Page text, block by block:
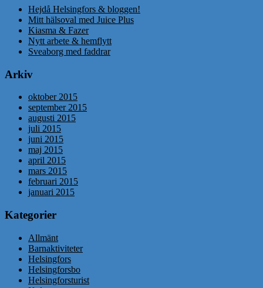
Hejdå Helsingfors & bloggen!
Mitt hälsoval med Juice Plus
Kiasma & Fazer
Nytt arbete & hemflytt
Sveaborg med faddrar
Arkiv
oktober 2015
september 2015
augusti 2015
juli 2015
juni 2015
maj 2015
april 2015
mars 2015
februari 2015
januari 2015
Kategorier
Allmänt
Barnaktiviteter
Helsingfors
Helsingforsbo
Helsingforsturist